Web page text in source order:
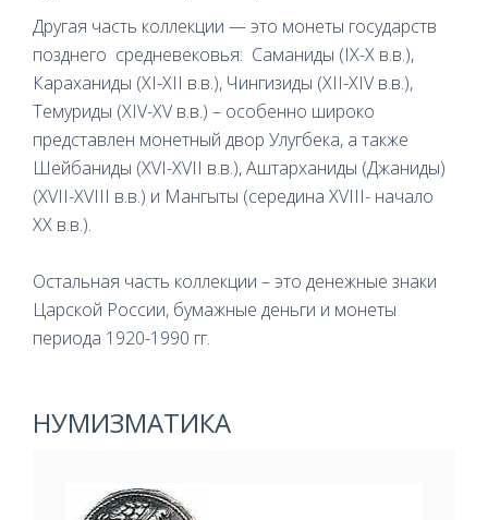
Другая часть коллекции — это монеты государств
позднего средневековья: Саманиды (IX-X в.в.),
Караханиды (XI-XII в.в.), Чингизиды (XII-XIV в.в.),
Темуриды (XIV-XV в.в.) – особенно широко
представлен монетный двор Улугбека, а также
Шейбаниды (XVI-XVII в.в.), Аштарханиды (Джаниды)
(XVII-XVIII в.в.) и Мангыты (середина XVIII- начало
XX в.в.).
Остальная часть коллекции – это денежные знаки
Царской России, бумажные деньги и монеты
периода 1920-1990 гг.
НУМИЗМАТИКА